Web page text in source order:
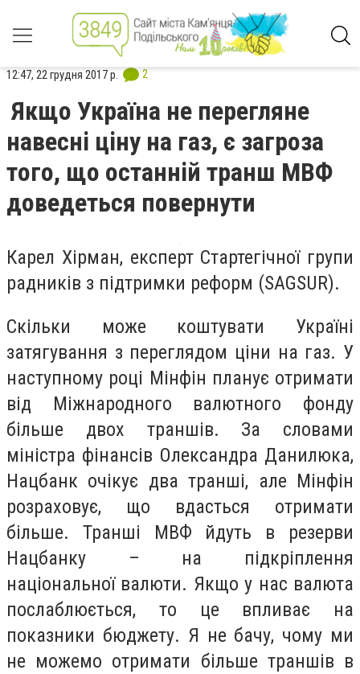
12:47, 22 грудня 2017 р. 2
Якщо Україна не перегляне
навесні ціну на газ, є загроза
того, що останній транш МВФ
доведеться повернути
Карел Хірман, експерт Стартегічної групи
радників з підтримки реформ (SAGSUR).
Скільки може коштувати Україні
затягування з переглядом ціни на газ. У
наступному році Мінфін планує отримати
від Міжнародного валютного фонду
більше двох траншів. За словами
міністра фінансів Олександра Данилюка,
Нацбанк очікує два транші, але Мінфін
розраховує, що вдасться отримати
більше. Транші МВФ йдуть в резерви
Нацбанку – на підкріплення
національної валюти. Якщо у нас валюта
послаблюється, то це впливає на
показники бюджету. Я не бачу, чому ми
не можемо отримати більше траншів в